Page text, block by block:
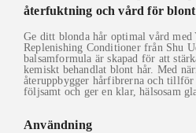
återfuktning och vård för
Ge ditt blonda hår optimal vård
Replenishing Conditioner från Shu
balsamformula är skapad för att
kemiskt behandlat blont hår. Med
återuppbygger hårfibrerna och
följsamt och ger en klar, hälsosam
Användning